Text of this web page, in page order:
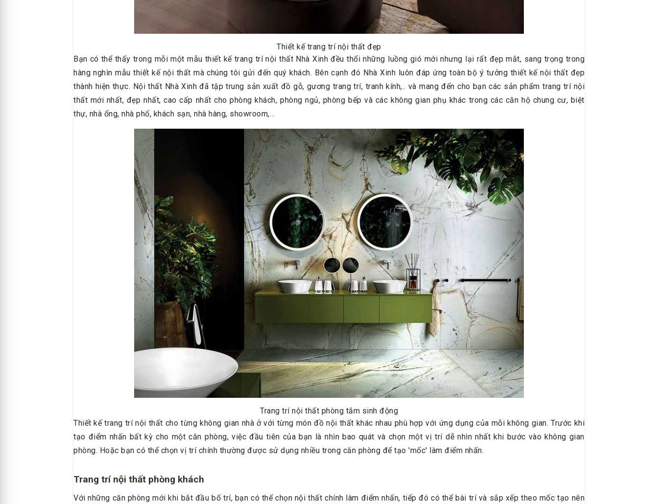
Thiết kế trang trí nội thất đẹp
Bạn có thể thấy trong mỗi một mẫu thiết kế trang trí nội thất Nhà Xinh đều thổi những luồng gió mới nhưng lại rất đẹp mắt, sang trọng trong
hàng nghìn mẫu thiết kế nội thất mà chúng tôi gửi đến quý khách. Bên cạnh đó Nhà Xinh luôn đáp ứng toàn bộ ý tưởng thiết kế nội thất đẹp
thành hiện thực. Nội thất Nhà Xinh đã tập trung sản xuất đồ gỗ, gương trang trí, tranh kính,.. và mang đến cho bạn các sản phẩm trang trí nội
thất mới nhất, đẹp nhất, cao cấp nhất cho phòng khách, phòng ngủ, phòng bếp và các không gian phụ khác trong các căn hộ chung cư, biệt
thự, nhà ống, nhà phố, khách sạn, nhà hàng, showroom,…
Trang trí nội thất phòng tắm sinh động
Thiết kế trang trí nội thất cho từng không gian nhà ở với từng món đồ nội thất khác nhau phù hợp với ứng dụng của mỗi không gian. Trước khi
tạo điểm nhấn bất kỳ cho một căn phòng, việc đầu tiên của bạn là nhìn bao quát và chọn một vị trí dễ nhìn nhất khi bước vào không gian
phòng. Hoặc bạn có thể chọn vị trí chính thường được sử dụng nhiều trong căn phòng để tạo 'mốc' làm điểm nhấn.
Trang trí nội thất phòng khách
Với những căn phòng mới khi bắt đầu bố trí, bạn có thể chọn nội thất chính làm điểm nhấn, tiếp đó có thể bài trí và sắp xếp theo mốc tạo nên